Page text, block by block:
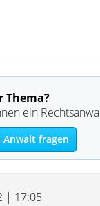
Thema?
ein
Anwalt fragen
| 17:05